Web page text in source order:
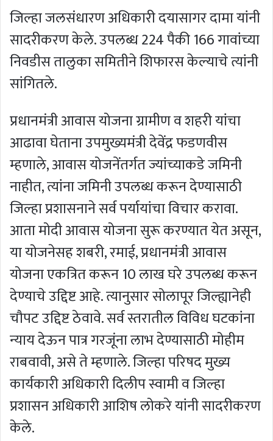
जिल्हा जलसंधारण अधिकारी दयासागर दामा यांनी
सादरीकरण केले. उपलब्ध 224 पैकी 166 गावांच्या
निवडीस तालुका समितीने शिफारस केल्याचे त्यांनी
सांगितले.
प्रधानमंत्री आवास योजना ग्रामीण व शहरी यांचा
आढावा घेताना उपमुख्यमंत्री देवेंद्र फडणवीस
म्हणाले, आवास योजनेंतर्गत ज्यांच्याकडे जमिनी
नाहीत, त्यांना जमिनी उपलब्ध करून देण्यासाठी
जिल्हा प्रशासनाने सर्व पर्यायांचा विचार करावा.
आता मोदी आवास योजना सुरू करण्यात येत असून,
या योजनेसह शबरी, रमाई, प्रधानमंत्री आवास
योजना एकत्रित करून 10 लाख घरे उपलब्ध करून
देण्याचे उद्दिष्ट आहे. त्यानुसार सोलापूर जिल्ह्यानेही
चौपट उद्दिष्ट ठेवावे. सर्व स्तरातील विविध घटकांना
न्याय देऊन पात्र गरजूंना लाभ देण्यासाठी मोहीम
राबवावी, असे ते म्हणाले. जिल्हा परिषद मुख्य
कार्यकारी अधिकारी दिलीप स्वामी व जिल्हा
प्रशासन अधिकारी आशिष लोकरे यांनी सादरीकरण
केले.